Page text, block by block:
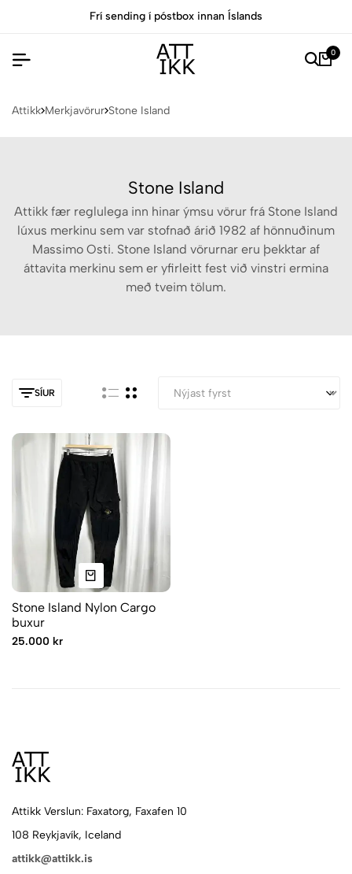
Frí sending í póstbox innan Íslands
0
Attikk Merkjavörur Stone Island
Stone Island
Attikk fær reglulega inn hinar ýmsu vörur frá Stone Island
lúxus merkinu sem var stofnað árið 1982 af hönnuðinum
Massimo Osti. Stone Island vörurnar eru þekktar af
áttavita merkinu sem er yfirleitt fest við vinstri ermina
með tveim tölum.
SÍUR
Stone Island Nylon Cargo
buxur
25.000 kr
Attikk Verslun: Faxatorg, Faxafen 10
108 Reykjavík, Iceland
attikk@attikk.is